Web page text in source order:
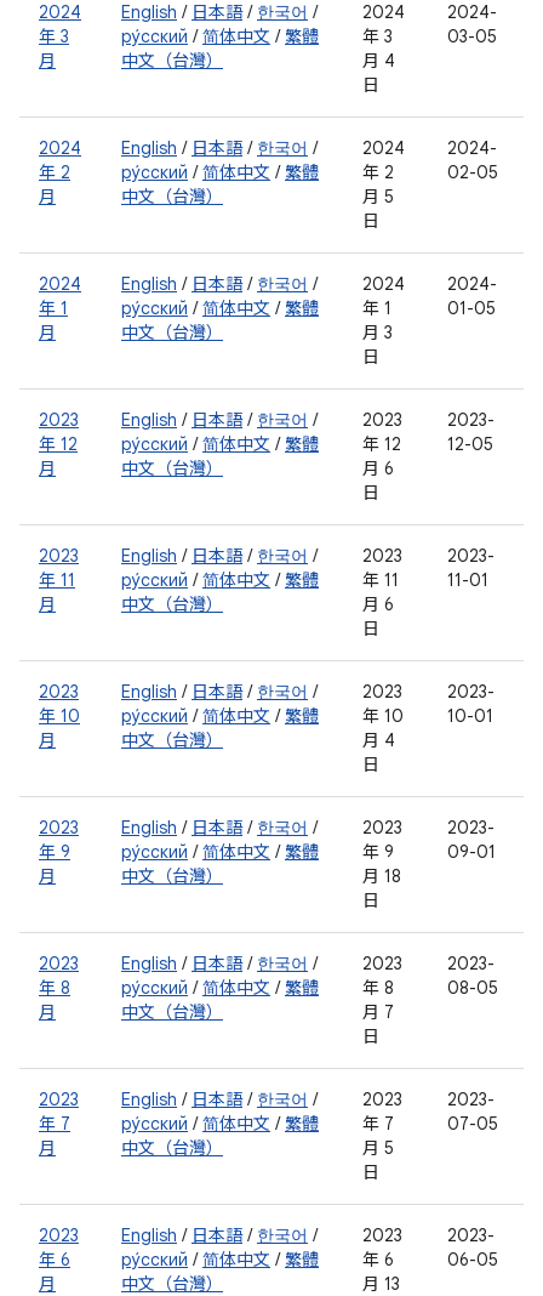
2024
年 3
月
English / 日本語/ 한국어 /
ру́сский /简体中文 / 繁體
中文（台灣）
2024
年 3
月 4
日
2024-
03-05
2024
年 2
月
English / 日本語/ 한국어 /
ру́сский /简体中文 / 繁體
中文（台灣）
2024
年 2
月 5
日
2024-
02-05
2024
年 1
月
English / 日本語/ 한국어 /
ру́сский /简体中文 / 繁體
中文（台灣）
2024
年 1
月 3
日
2024-
01-05
2023
年 12
月
English / 日本語/ 한국어 /
ру́сский /简体中文 / 繁體
中文（台灣）
2023
年 12
月 6
日
2023-
12-05
2023
年 11
月
English / 日本語/ 한국어 /
ру́сский /简体中文 / 繁體
中文（台灣）
2023
年 11
月 6
日
2023-
11-01
2023
年 10
月
English / 日本語/ 한국어 /
ру́сский /简体中文 / 繁體
中文（台灣）
2023
年 10
月 4
日
2023-
10-01
2023
年 9
月
English / 日本語/ 한국어 /
ру́сский /简体中文 / 繁體
中文（台灣）
2023
年 9
月 18
日
2023-
09-01
2023
年 8
月
English / 日本語/ 한국어 /
ру́сский /简体中文 / 繁體
中文（台灣）
2023
年 8
月 7
日
2023-
08-05
2023
年 7
月
English / 日本語/ 한국어 /
ру́сский /简体中文 / 繁體
中文（台灣）
2023
年 7
月 5
日
2023-
07-05
2023
年 6
月
English / 日本語/ 한국어 /
ру́сский /简体中文 / 繁體
中文（台灣）
2023
年 6
月 13
2023-
06-05